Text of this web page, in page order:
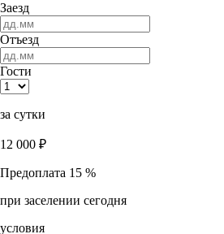
Заезд
Отъезд
Гости
за сутки
12 000 ₽
Предоплата 15 %
при заселении сегодня
условия